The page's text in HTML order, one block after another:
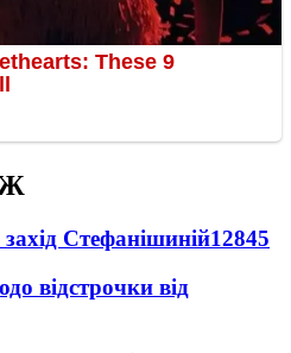
Стефанішиній12845
відстрочки від